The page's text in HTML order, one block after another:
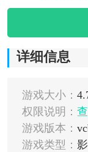
详细信息
游戏大小：
权限说明：
游戏版本：
游戏类型：